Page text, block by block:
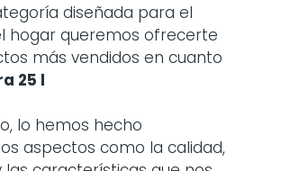
diseñada para el
hogar queremos ofrecerte
más vendidos en cuanto
25 l
lo hemos hecho
aspectos como la calidad,